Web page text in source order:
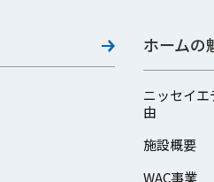
ホームの
ニッセイ
由
施設概要
WAC事業